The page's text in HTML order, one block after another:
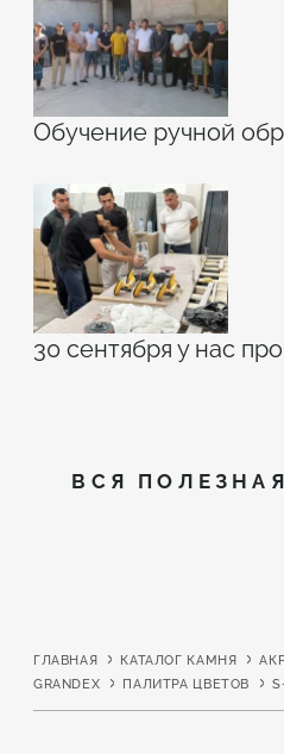
Обучение ручной
30 сентября у нас
ВСЯ
ГЛАВНАЯ КАТАЛОГ КАМНЯ
GRANDEX
ПАЛИТРА ЦВЕТОВ